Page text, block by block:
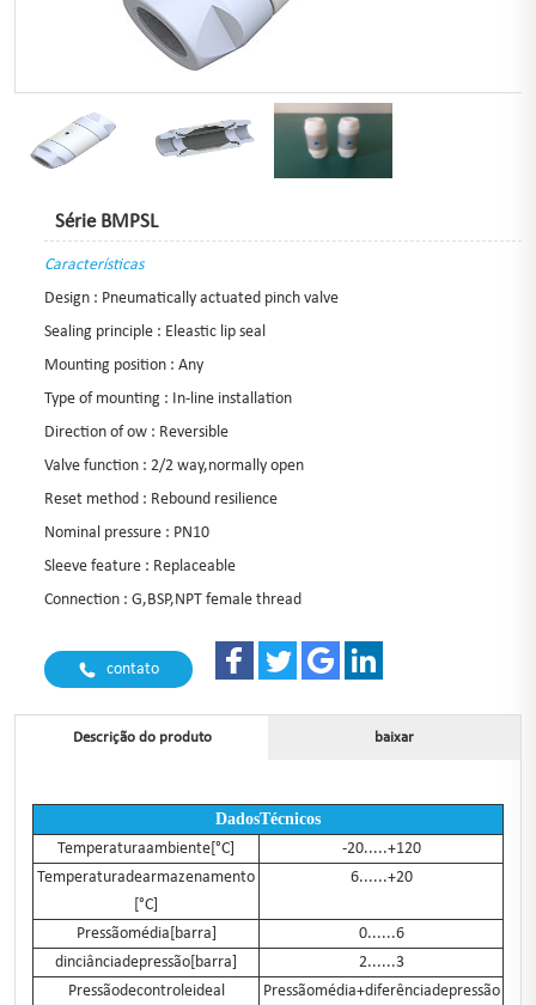
Série BMPSL
Características
Design : Pneumatically actuated pinch valve
Sealing principle : Eleastic lip seal
Mounting position : Any
Type of mounting : In-line installation
Direction of ow : Reversible
Valve function : 2/2 way,normally open
Reset method : Rebound resilience
Nominal pressure : PN10
Sleeve feature : Replaceable
Connection : G,BSP,NPT female thread
contato
Descrição do produto baixar
DadosTécnicos
Temperaturaambiente[°C]
-20.....+120
Temperaturadearmazenamento
[°C]
6......+20
Pressãomédia[barra]
0......6
dinciânciadepressão[barra]
2......3
Pressãodecontroleideal
Pressãomédia+diferênciadepressão